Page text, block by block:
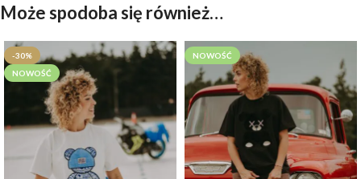
Może spodoba się również…
-30%
NOWOŚĆ
NOWOŚĆ